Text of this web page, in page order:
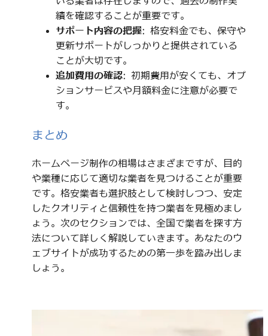
績を確認することが重要です。
サポート内容の把握: 格安料金でも、保守や
更新サポートがしっかりと提供されている
ことが大切です。
追加費用の確認: 初期費用が安くても、オプ
ションサービスや月額料金に注意が必要で
す。
まとめ
ホームページ制作の相場はさまざまですが、目的
や業種に応じて適切な業者を見つけることが重要
です。格安業者も選択肢として検討しつつ、安定
したクオリティと信頼性を持つ業者を見極めまし
ょう。次のセクションでは、全国で業者を探す方
法について詳しく解説していきます。あなたのウ
ェブサイトが成功するための第一歩を踏み出しま
しょう。